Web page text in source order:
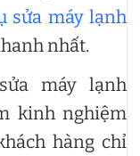
sửa máy lạnh
nhất.
máy lạnh
kinh nghiệm
hàng chỉ